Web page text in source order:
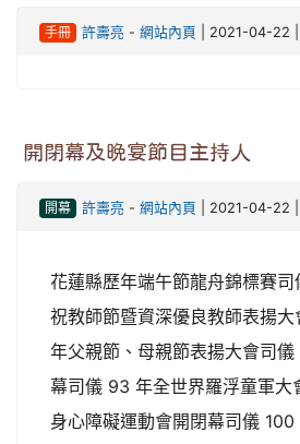
手冊 許壽亮 - 網站內頁 | 2021-04-22
開閉幕及晚宴節目主持人
開幕 許壽亮 - 網站內頁 | 2021-04-22 |
花蓮縣歷年端午節龍舟錦標賽
祝教師節暨資深優良教師表揚
年父親節、母親節表揚大會司
幕司儀 93 年全世界羅浮童軍大
身心障礙運動會開閉幕司儀 100